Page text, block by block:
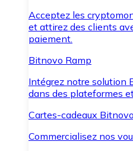
Acceptez les
et attirez des clients
paiement.
Bitnovo Ramp
Intégrez notre solution
dans des plateformes
Cartes-cadeaux Bitnovo
Commercialisez nos